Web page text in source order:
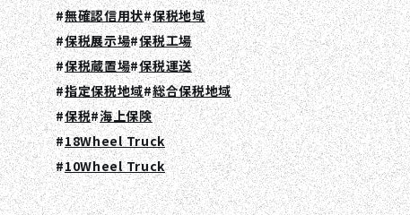
無確認信用状 保税地域
保税展示場 保税工場
保税蔵置場 保税運送
指定保税地域 総合保税地域
保税 海上保険
18Wheel Truck
10Wheel Truck